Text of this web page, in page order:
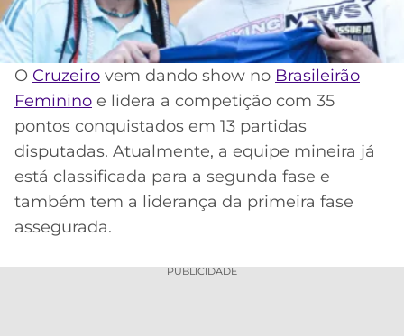
MELHORES
APPS
DE
APOSTAS
CASSINOS
ONLINE
MELHORES
CASSINOS
2026
FLAMENGO
FLUMINENSE
BOTAFOGO
VASCO
INTERNACIONAL
GRÊMIO
PREMIER
LEAGUE
COPA
SUL-
AMERICANA
LIGA
CAMPEÕES
O Cruzeiro vem dando show no Brasileirão
Feminino e lidera a competição com 35
pontos conquistados em 13 partidas
disputadas. Atualmente, a equipe mineira já
está classificada para a segunda fase e
também tem a liderança da primeira fase
assegurada.
PUBLICIDADE